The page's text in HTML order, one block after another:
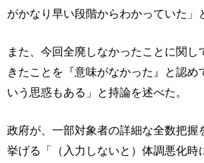
がかなり早い段階からわかっていた」
また、今回全廃しなかったことに関し
きたことを『意味がなかった』と認め
いう思惑もある」と持論を述べた。
政府が、一部対象者の詳細な全数把握
挙げる「（入力しないと）体調悪化時